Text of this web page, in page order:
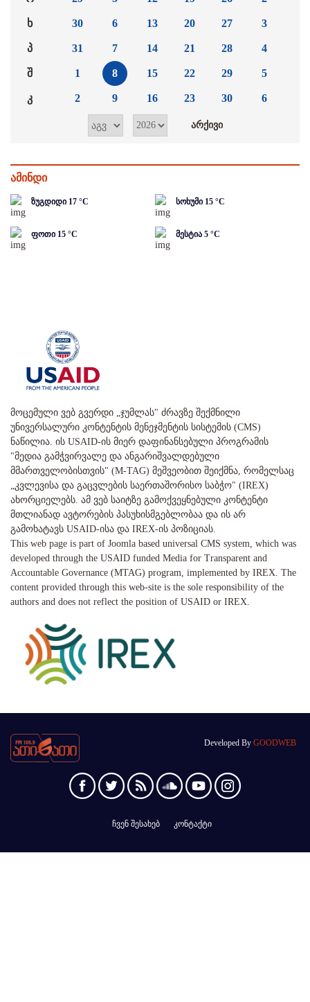
ხ
პ
შ
კ
30
31
1
2
6
7
8
9
13
14
15
16
20
21
22
23
27
28
29
30
3
4
5
6
ამინდი
ზუგდიდი 17 °C სოხუმი 15 °C
ფოთი 15 °C მესტია 5 °C
მოცემული ვებ გვერდი „ჯუმლას" ძრავზე შექმნილი
უნივერსალური კონტენტის მენეჯმენტის სისტემის (CMS)
ნაწილია. ის USAID-ის მიერ დაფინანსებული პროგრამის
"მედია გამჭვირვალე და ანგარიშვალდებული
მმართველობისთვის" (M-TAG) მეშვეობით შეიქმნა, რომელსაც
„კვლევისა და გაცვლების საერთაშორისო საბჭო" (IREX)
ახორციელებს. ამ ვებ საიტზე გამოქვეყნებული კონტენტი
მთლიანად ავტორების პასუხისმგებლობაა და ის არ
გამოხატავს USAID-ისა და IREX-ის პოზიციას.
This web page is part of Joomla based universal CMS system, which was
developed through the USAID funded Media for Transparent and
Accountable Governance (MTAG) program, implemented by IREX. The
content provided through this web-site is the sole responsibility of the
authors and does not reflect the position of USAID or IREX.
Developed By GOODWEB
ჩვენ შესახებ კონტაქტი